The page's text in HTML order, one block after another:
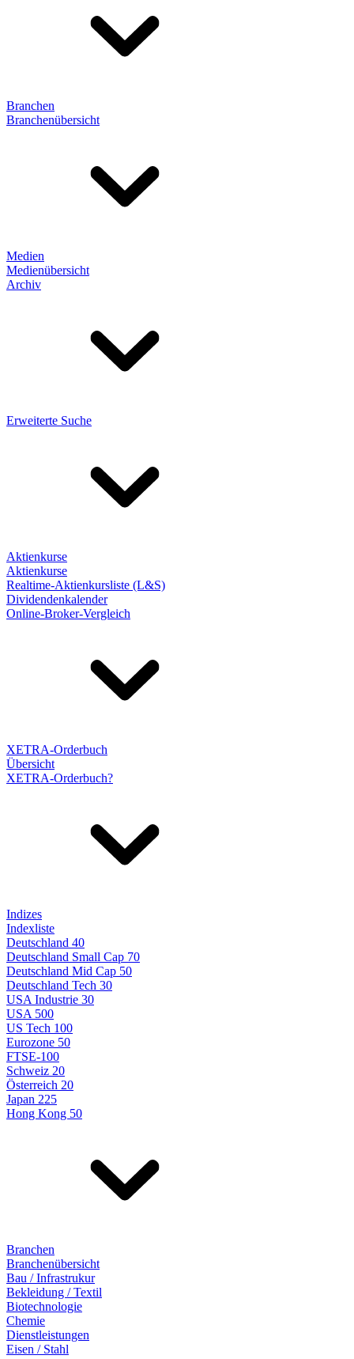
Branchen
Branchenübersicht
Medien
Medienübersicht
Archiv
Erweiterte Suche
Aktienkurse
Aktienkurse
Realtime-Aktienkursliste (L&S)
Dividendenkalender
Online-Broker-Vergleich
XETRA-Orderbuch
Übersicht
XETRA-Orderbuch?
Indizes
Indexliste
Deutschland 40
Deutschland Small Cap 70
Deutschland Mid Cap 50
Deutschland Tech 30
USA Industrie 30
USA 500
US Tech 100
Eurozone 50
FTSE-100
Schweiz 20
Österreich 20
Japan 225
Hong Kong 50
Branchen
Branchenübersicht
Bau / Infrastrukur
Bekleidung / Textil
Biotechnologie
Chemie
Dienstleistungen
Eisen / Stahl